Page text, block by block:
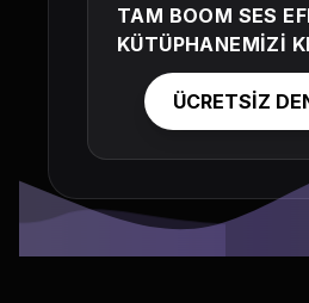
TAM BOOM SES
KÜTÜPHANEMİZİ
ÜCRETSİZ